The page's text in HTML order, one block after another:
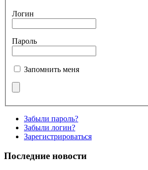
Логин
Пароль
Запомнить меня
Забыли пароль?
Забыли логин?
Зарегистрироваться
Последние новости